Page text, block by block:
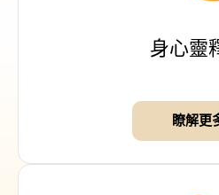
身心靈
瞭解更